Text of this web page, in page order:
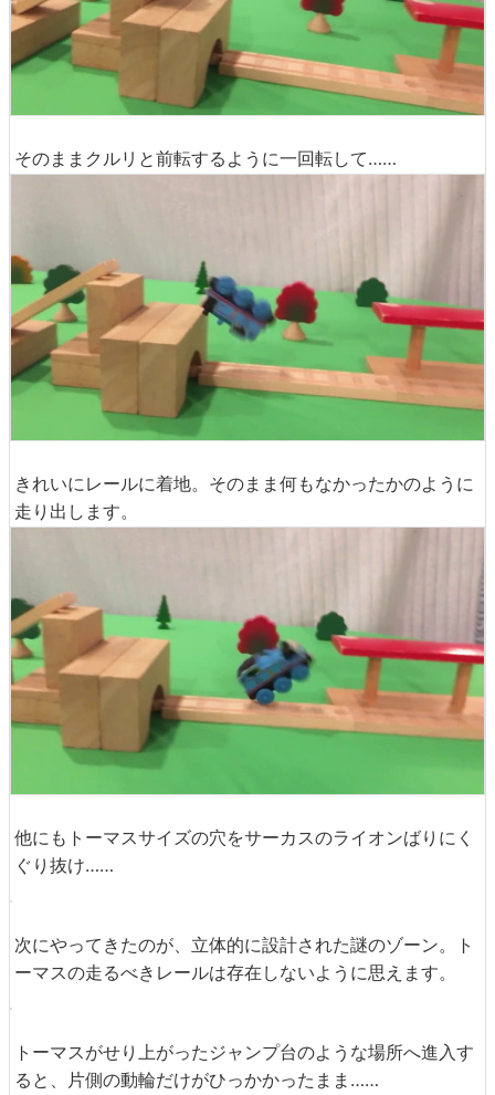
そのままクルリと前転するように一回転して……
きれいにレールに着地。そのまま何もなかったかのように
走り出します。
他にもトーマスサイズの穴をサーカスのライオンばりにく
ぐり抜け……
次にやってきたのが、立体的に設計された謎のゾーン。ト
ーマスの走るべきレールは存在しないように思えます。
トーマスがせり上がったジャンプ台のような場所へ進入す
ると、片側の動輪だけがひっかかったまま……